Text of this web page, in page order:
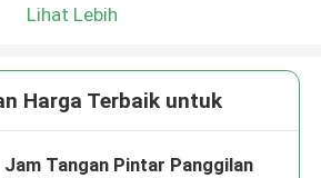
Lihat Lebih
Harga Terbaik untuk
Jam Tangan Pintar Panggilan